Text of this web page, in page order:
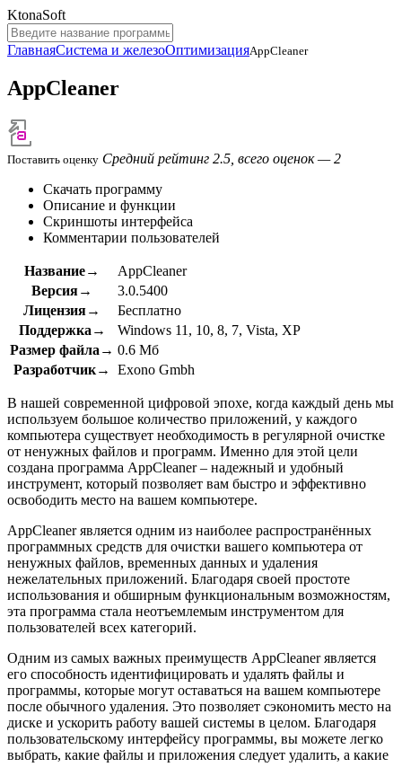
KtonaSoft
ГлавнаяСистема и железоОптимизацияAppCleaner
AppCleaner
Поставить оценку Средний рейтинг 2.5, всего оценок — 2
Скачать программу
Описание и функции
Скриншоты интерфейса
Комментарии пользователей
Название→
AppCleaner
Версия→
3.0.5400
Лицензия→
Бесплатно
Поддержка→
Windows 11, 10, 8, 7, Vista, XP
Размер файла→ 0.6 Мб
Разработчик→
Exono Gmbh
В нашей современной цифровой эпохе, когда каждый день мы
используем большое количество приложений, у каждого
компьютера существует необходимость в регулярной очистке
от ненужных файлов и программ. Именно для этой цели
создана программа AppCleaner – надежный и удобный
инструмент, который позволяет вам быстро и эффективно
освободить место на вашем компьютере.
AppCleaner является одним из наиболее распространённых
программных средств для очистки вашего компьютера от
ненужных файлов, временных данных и удаления
нежелательных приложений. Благодаря своей простоте
использования и обширным функциональным возможностям,
эта программа стала неотъемлемым инструментом для
пользователей всех категорий.
Одним из самых важных преимуществ AppCleaner является
его способность идентифицировать и удалять файлы и
программы, которые могут оставаться на вашем компьютере
после обычного удаления. Это позволяет сэкономить место на
диске и ускорить работу вашей системы в целом. Благодаря
пользовательскому интерфейсу программы, вы можете легко
выбрать, какие файлы и приложения следует удалить, а какие